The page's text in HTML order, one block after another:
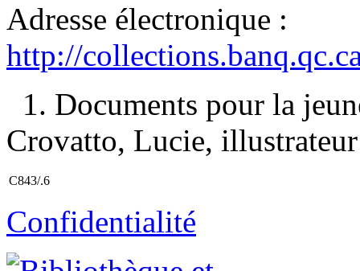
Adresse électronique :
http://
1. Documents pour la
Crovatto, Lucie,
C843/.6
Confidentialité